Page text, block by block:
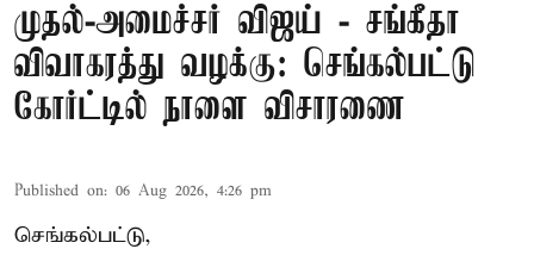
முதல்-அமைச்சர் விஜய் - சங்கீதா
விவாகரத்து வழக்கு: செங்கல்பட்டு
கோர்ட்டில் நாளை விசாரணை
Published on: 06 Aug 2026, 4:26 pm
செங்கல்பட்டு,